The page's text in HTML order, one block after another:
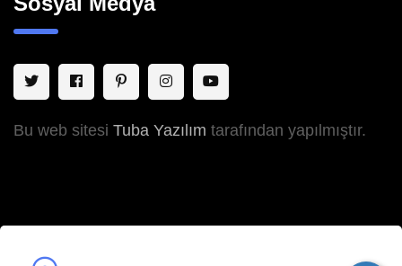
Bu web sitesi Tuba Yazılım tarafından yapılmıştır.